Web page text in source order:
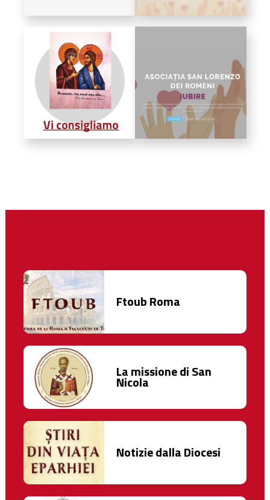
Ftoub Roma
La missione di San
Nicola
Notizie dalla Diocesi